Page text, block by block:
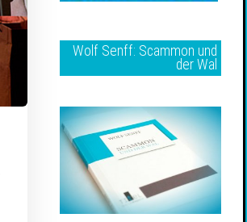
Wolf Senff: Scammon und
der Wal